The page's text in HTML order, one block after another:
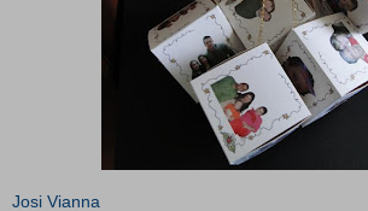
Josi Vianna